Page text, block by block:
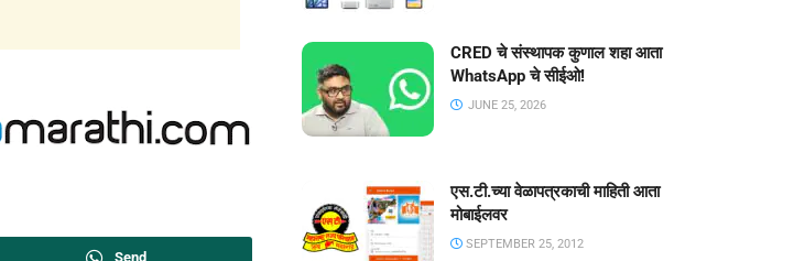
Send
CRED चे संस्थापक कुणाल शहा आता
WhatsApp चे सीईओ!
JUNE 25, 2026
एस.टी.च्या वेळापत्रकाची माहिती आता
मोबाईलवर
SEPTEMBER 25, 2012